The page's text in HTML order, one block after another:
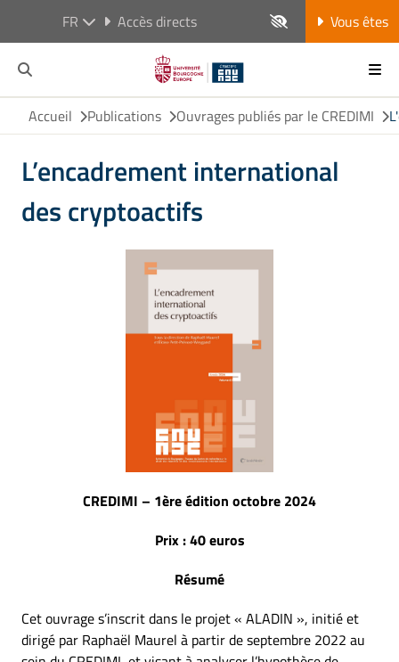
FR Accès directs Vous êtes
Accueil Publications Ouvrages publiés par le CREDIMI
L’encadrement international
des cryptoactifs
CREDIMI – 1ère édition octobre 2024
Prix : 40 euros
Résumé
Cet ouvrage s’inscrit dans le projet « ALADIN », initié et
dirigé par Raphaël Maurel à partir de septembre 2022 au